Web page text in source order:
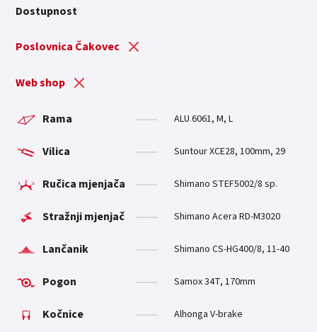
Dostupnost
Poslovnica Čakovec
Web shop
Rama ALU 6061, M, L
Vilica Suntour XCE28, 100mm, 29
Ručica mjenjača Shimano STEF5002/8 sp.
Stražnji mjenjač Shimano Acera RD-M3020
Lančanik Shimano CS-HG400/8, 11-40
Pogon Samox 34T, 170mm
Kočnice Alhonga V-brake